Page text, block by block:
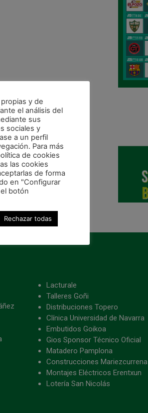
Lacturale
Talleres Goñi
Distribuciones Topero
Clínica Universidad de Navarra
Embutidos Goikoa
Gios Sponsor Técnico Oficial
Matadero Pamplona
Construcciones Mariezcurrena
Montajes Eléctricos Erentxun
Lotería San Nicolás
y de
el análisis del
sus
sociales y
a un perfil
Para más
de cookies
las cookies
de forma
en "Configurar
botón
Rechazar todas